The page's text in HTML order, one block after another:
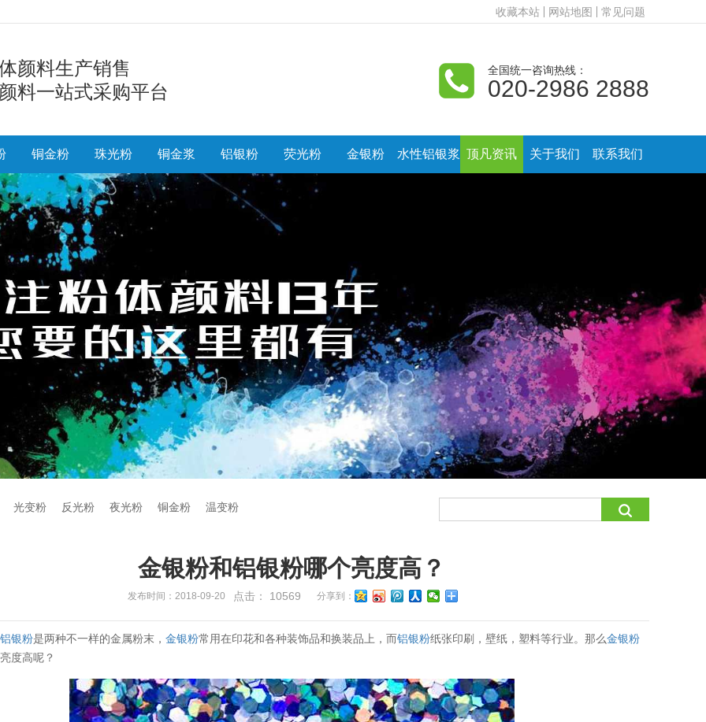
收藏本站 网站地图 常见问题
颜料生产销售
料一站式采购平台
全国统一咨询热线：
020-2986 2888
铜金粉 珠光粉 铜金浆 铝银粉 荧光粉 金银粉 水性铝银浆 顶凡资讯 关于我们 联系我们
光变粉 反光粉 夜光粉 铜金粉 温变粉
金银粉和铝银粉哪个亮度高？
发布时间：2018-09-20 点击： 10569 分享到：
铝银粉是两种不一样的金属粉末，金银粉常用在印花和各种装饰品和换装品上，而铝银粉纸张印刷，壁纸，塑料等行业。那么金银粉
度高呢？